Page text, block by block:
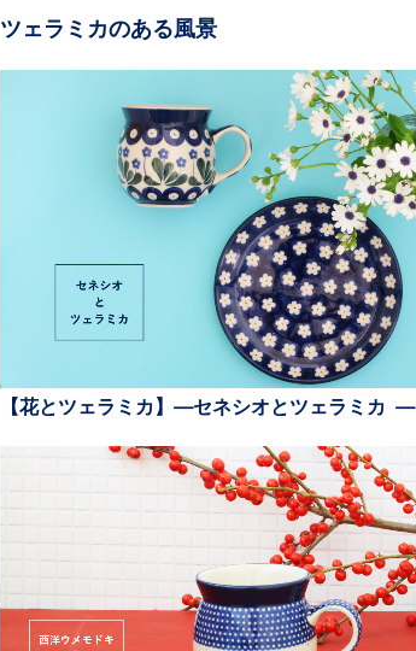
ツェラミカのある風景
【花とツェラミカ】—セネシオとツェラミカ —